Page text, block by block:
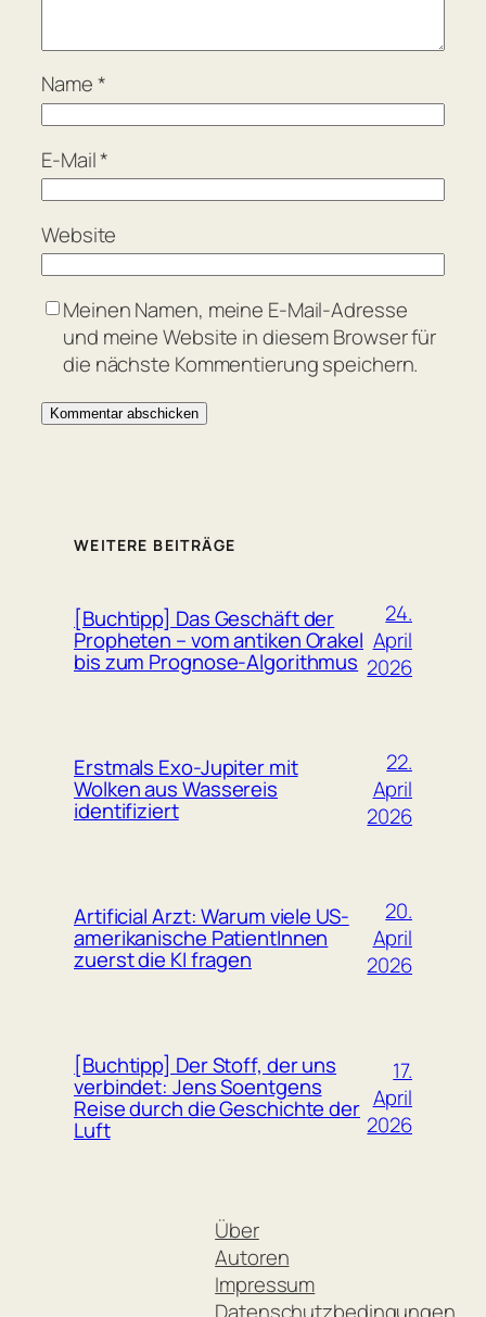
Name*
E-Mail*
Website
Meinen Namen, meine E-Mail-Adresse
und meine Website in diesem Browser für
die nächste Kommentierung speichern.
WEITERE BEITRÄGE
[Buchtipp] Das Geschäft der
Propheten – vom antiken Orakel
bis zum Prognose-Algorithmus
24.
April
2026
Erstmals Exo-Jupiter mit
Wolken aus Wassereis
identifiziert
22.
April
2026
Artificial Arzt: Warum viele US-
amerikanische PatientInnen
zuerst die KI fragen
20.
April
2026
[Buchtipp] Der Stoff, der uns
verbindet: Jens Soentgens
Reise durch die Geschichte der
Luft
17.
April
2026
Über
Autoren
Impressum